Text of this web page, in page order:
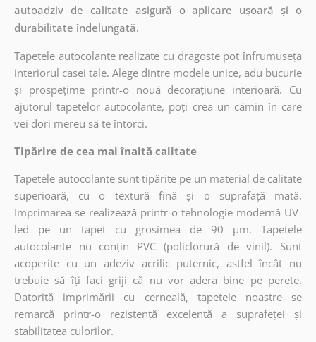
autoadziv de calitate asigură o aplicare ușoară și o
durabilitate îndelungată.
Tapetele autocolante realizate cu dragoste pot înfrumuseța
interiorul casei tale. Alege dintre modele unice, adu bucurie
și prospețime printr-o nouă decorațiune interioară. Cu
ajutorul tapetelor autocolante, poți crea un cămin în care
vei dori mereu să te întorci.
Tipărire de cea mai înaltă calitate
Tapetele autocolante sunt tipărite pe un material de calitate
superioară, cu o textură fină și o suprafață mată.
Imprimarea se realizează printr-o tehnologie modernă UV-
led pe un tapet cu grosimea de 90 µm. Tapetele
autocolante nu conțin PVC (policlorură de vinil). Sunt
acoperite cu un adeziv acrilic puternic, astfel încât nu
trebuie să îți faci griji că nu vor adera bine pe perete.
Datorită imprimării cu cerneală, tapetele noastre se
remarcă printr-o rezistență excelentă a suprafeței și
stabilitatea culorilor.